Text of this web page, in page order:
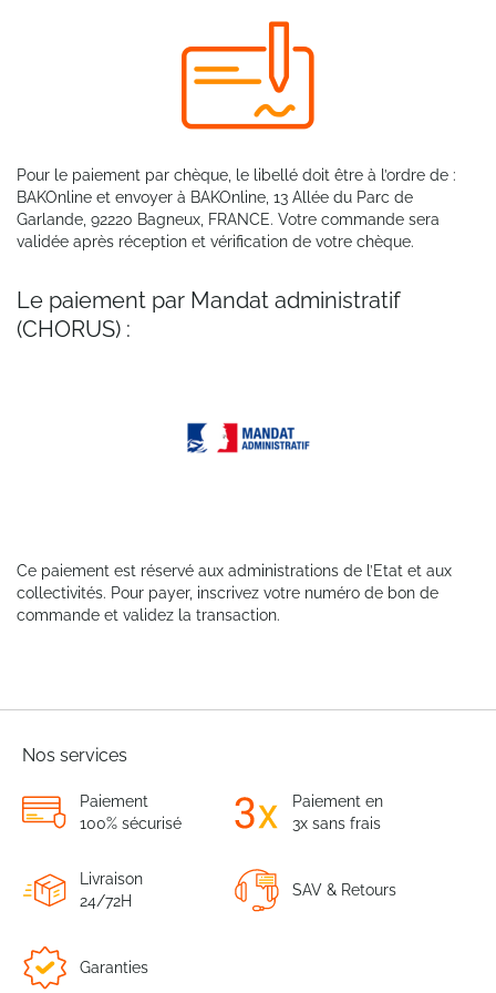
Pour le paiement par chèque, le libellé doit être à l’ordre de :
BAKOnline et envoyer à BAKOnline, 13 Allée du Parc de
Garlande, 92220 Bagneux, FRANCE. Votre commande sera
validée après réception et vérification de votre chèque.
Le paiement par Mandat administratif
(CHORUS) :
Ce paiement est réservé aux administrations de l’Etat et aux
collectivités. Pour payer, inscrivez votre numéro de bon de
commande et validez la transaction.
Nos services
Paiement
100% sécurisé
Paiement en
3x sans frais
Livraison
24/72H
SAV & Retours
Garanties